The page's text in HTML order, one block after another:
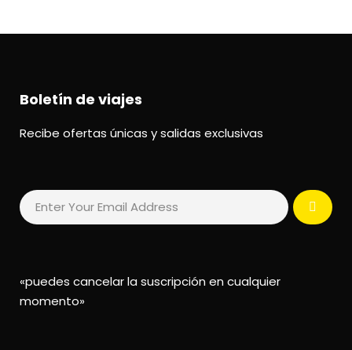
Boletín de viajes
Recibe ofertas únicas y salidas exclusivas
«puedes cancelar la suscripción en cualquier
momento»